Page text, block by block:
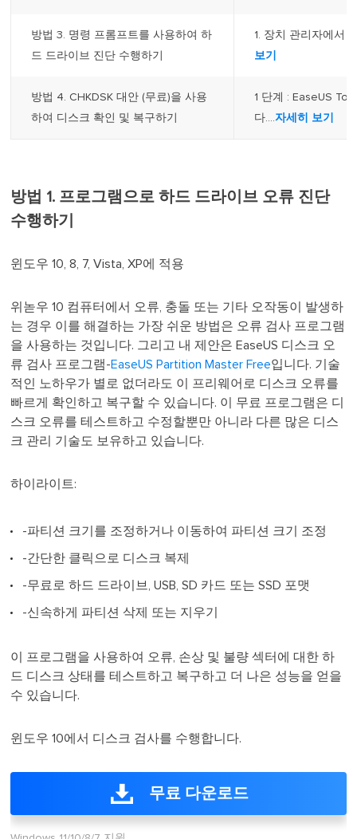
방법 3. 명령 프롬프트를 사용하여 하
드 드라이브 진단 수행하기
1. 장치 관리자에서
보기
방법 4. CHKDSK 대안 (무료)을 사용
하여 디스크 확인 및 복구하기
1 단계 : EaseUS
다....자세히 보기
방법 1. 프로그램으로 하드 드라이브 오류 진단
수행하기
윈도우 10, 8, 7, Vista, XP에 적용
위녿우 10 컴퓨터에서 오류, 충돌 또는 기타 오작동이 발생하
는 경우 이를 해결하는 가장 쉬운 방법은 오류 검사 프로그램
을 사용하는 것입니다. 그리고 내 제안은 EaseUS 디스크 오
류 검사 프로그램-EaseUS Partition Master Free입니다. 기술
적인 노하우가 별로 없더라도 이 프리웨어로 디스크 오류를
빠르게 확인하고 복구할 수 있습니다. 이 무료 프로그램은 디
스크 오류를 테스트하고 수정할뿐만 아니라 다른 많은 디스
크 관리 기술도 보유하고 있습니다.
하이라이트:
-파티션 크기를 조정하거나 이동하여 파티션 크기 조정
-간단한 클릭으로 디스크 복제
-무료로 하드 드라이브, USB, SD 카드 또는 SSD 포맷
-신속하게 파티션 삭제 또는 지우기
이 프로그램을 사용하여 오류, 손상 및 불량 섹터에 대한 하
드 디스크 상태를 테스트하고 복구하고 더 나은 성능을 얻을
수 있습니다.
윈도우 10에서 디스크 검사를 수행합니다.
무료 다운로드